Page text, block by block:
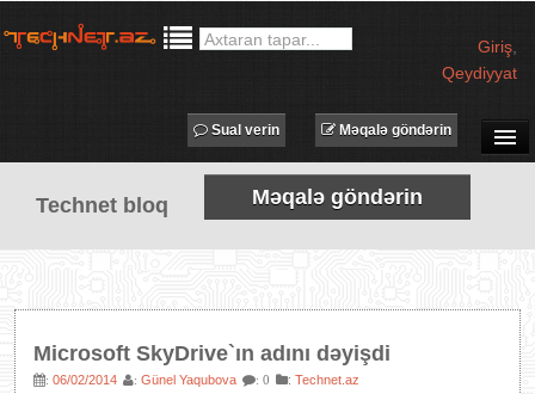
Giriş
Qeydiyyat
SUAL-CAVAB
TECHNET TV
MƏQALƏLƏR
PROQRAMLAR
Məqalə göndərin
Sual verin
Technet bloq Məqalə göndərin
Microsoft SkyDrive`ın adını dəyişdi
: 06/02/2014 : Günel Yaqubova : 0 : Technet.az